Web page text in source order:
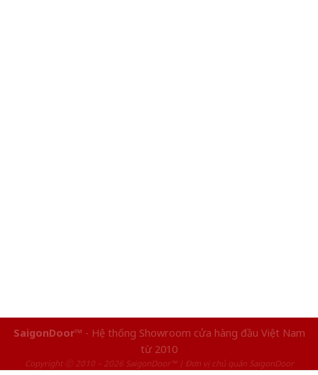
SaigonDoor™ - Hệ thống Showroom cửa hàng đầu Việt Nam
từ 2010
Copyright ⓒ 2010 – 2026 SaigonDoor™ | Đơn vị chủ quản SaigonDoor